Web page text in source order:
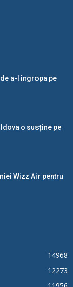
a-l îngropa pe
o susține pe
Wizz Air pentru
14968
12273